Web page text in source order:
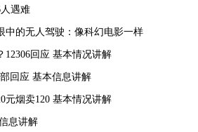
遇难
中的无人驾驶：像科幻电影一样
12306回应 基本情况讲解
回应 基本信息讲解
元烟卖120 基本情况讲解
息讲解